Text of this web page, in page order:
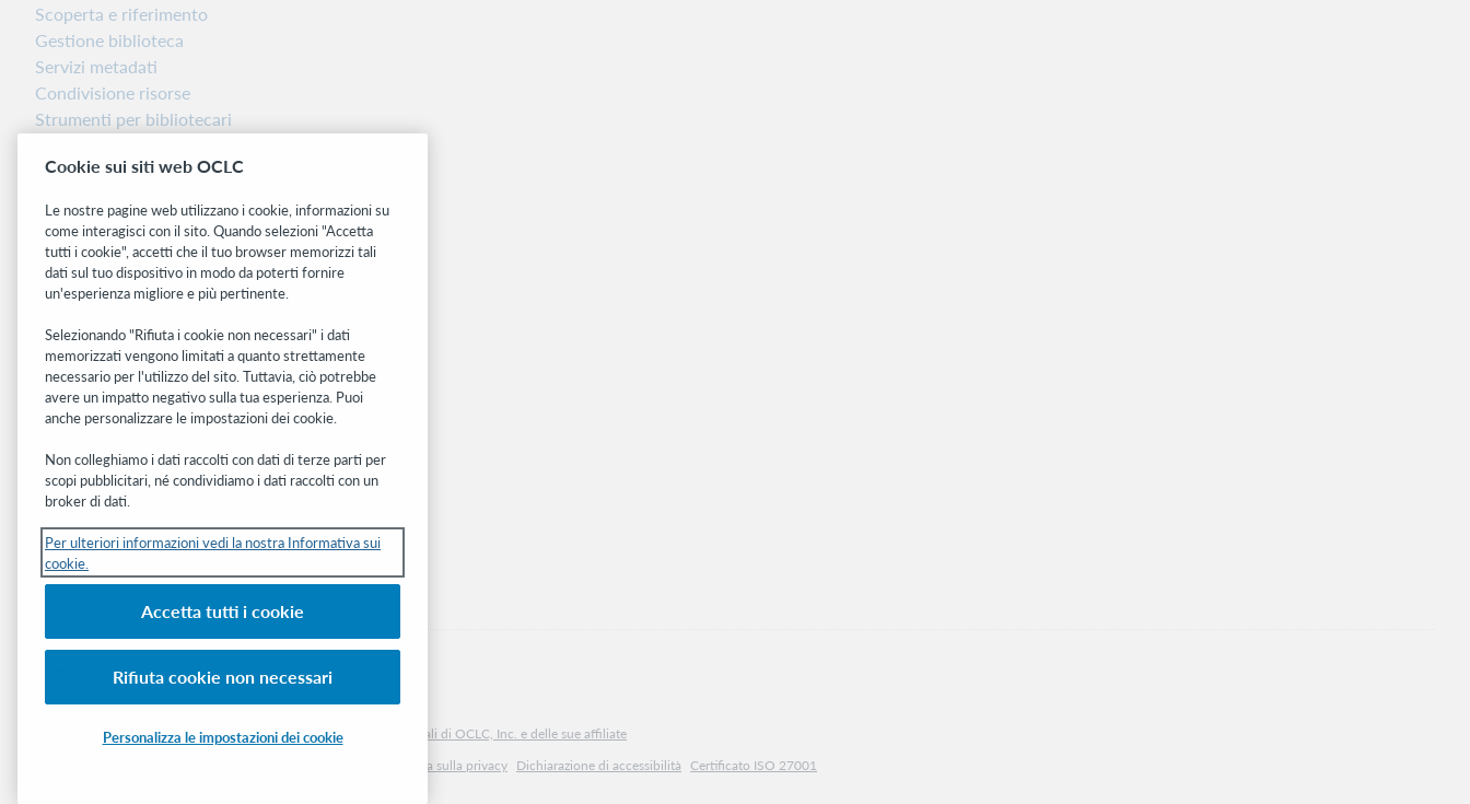
Scoperta e riferimento
Gestione biblioteca
Servizi metadati
Condivisione risorse
Strumenti per bibliotecari
Dashboard di stato del sistema
Siti correlati
OCLC.org
BibFormats
Community
Ricerca
WebJunction
Rete sviluppatori
Ricevi gli ultimi aggiornamenti di prodotti,
ricerche, eventi e molto altro direttamente
nella tua casella di posta.
Subscribe now
© 2026 OCLC Marchi e/o marchi di servizio nazionali e internazionali di OCLC, Inc. e delle sue affiliate
Informativa sulla privacy Dichiarazione di accessibilità Certificato ISO 27001
Cookie sui siti web OCLC
Le nostre pagine web utilizzano i cookie, informazioni su
come interagisci con il sito. Quando selezioni "Accetta
tutti i cookie", accetti che il tuo browser memorizzi tali
dati sul tuo dispositivo in modo da poterti fornire
un'esperienza migliore e più pertinente.
Selezionando "Rifiuta i cookie non necessari" i dati
memorizzati vengono limitati a quanto strettamente
necessario per l'utilizzo del sito. Tuttavia, ciò potrebbe
avere un impatto negativo sulla tua esperienza. Puoi
anche personalizzare le impostazioni dei cookie.
Non colleghiamo i dati raccolti con dati di terze parti per
scopi pubblicitari, né condividiamo i dati raccolti con un
broker di dati.
Per ulteriori informazioni vedi la nostra Informativa sui
cookie.
Accetta tutti i cookie
Rifiuta cookie non necessari
Personalizza le impostazioni dei cookie